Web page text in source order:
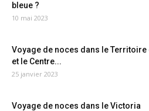
bleue ?
10 mai 2023
Voyage de noces dans le Territoire
et le Centre...
25 janvier 2023
Voyage de noces dans le Victoria